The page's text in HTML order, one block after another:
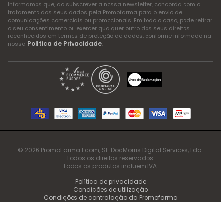
Informamos que, ao subscrever a nossa newsletter, concorda com o
tratamento dos seus dados pela Promofarma para o envio de
comunicações comerciais ou promocionais. Em todo o caso, pode retirar
o seu consentimento ou exercer qualquer outro dos seus direitos
reconhecidos em termos de proteção de dados, conforme informado na
nossa Política de Privacidade.
© 2026 PromoFarma Ecom, SL. DocMorris Digital Services, Lda.
Todos os direitos reservados.
Todos os produtos incluem IVA.
Política de privacidade
Condições de utilização
Condições de contratação da Promofarma